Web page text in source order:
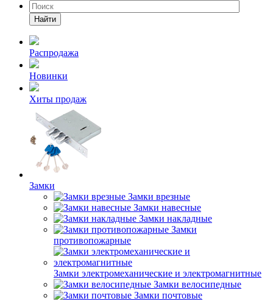
Найти
Распродажа
Новинки
Хиты продаж
Замки
Замки врезные
Замки навесные
Замки накладные
Замки
противопожарные
Замки электромеханические и электромагнитные
Замки велосипедные
Замки почтовые